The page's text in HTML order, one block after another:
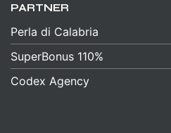
PARTNER
Perla di Calabria
SuperBonus 110%
Codex Agency